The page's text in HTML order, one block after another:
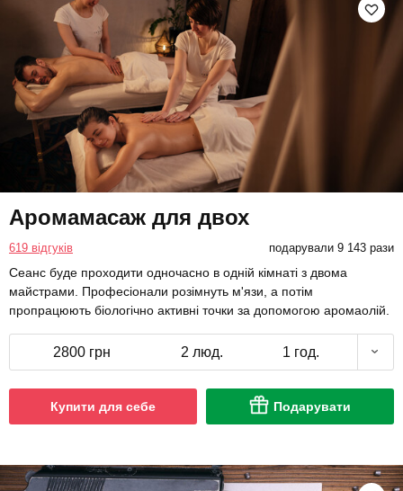
Аромамасаж для двох
619 відгуків подарували 9 143 рази
Сеанс буде проходити одночасно в одній кімнаті з двома
майстрами. Професіонали розімнуть м'язи, а потім
пропрацюють біологічно активні точки за допомогою аромаолій.
2800 грн 2 люд. 1 год.
Купити для себе Подарувати